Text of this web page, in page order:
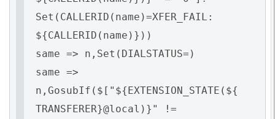
Set(CALLERID(name)=XFER_FAIL:
${CALLERID(name)}))
same => n,Set(DIALSTATUS=)
same =>
n,GosubIf($["${EXTENSION_STATE(${
TRANSFERER}@local)}" !=